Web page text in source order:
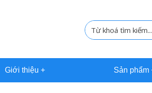
Giới thiệu Sản phẩm